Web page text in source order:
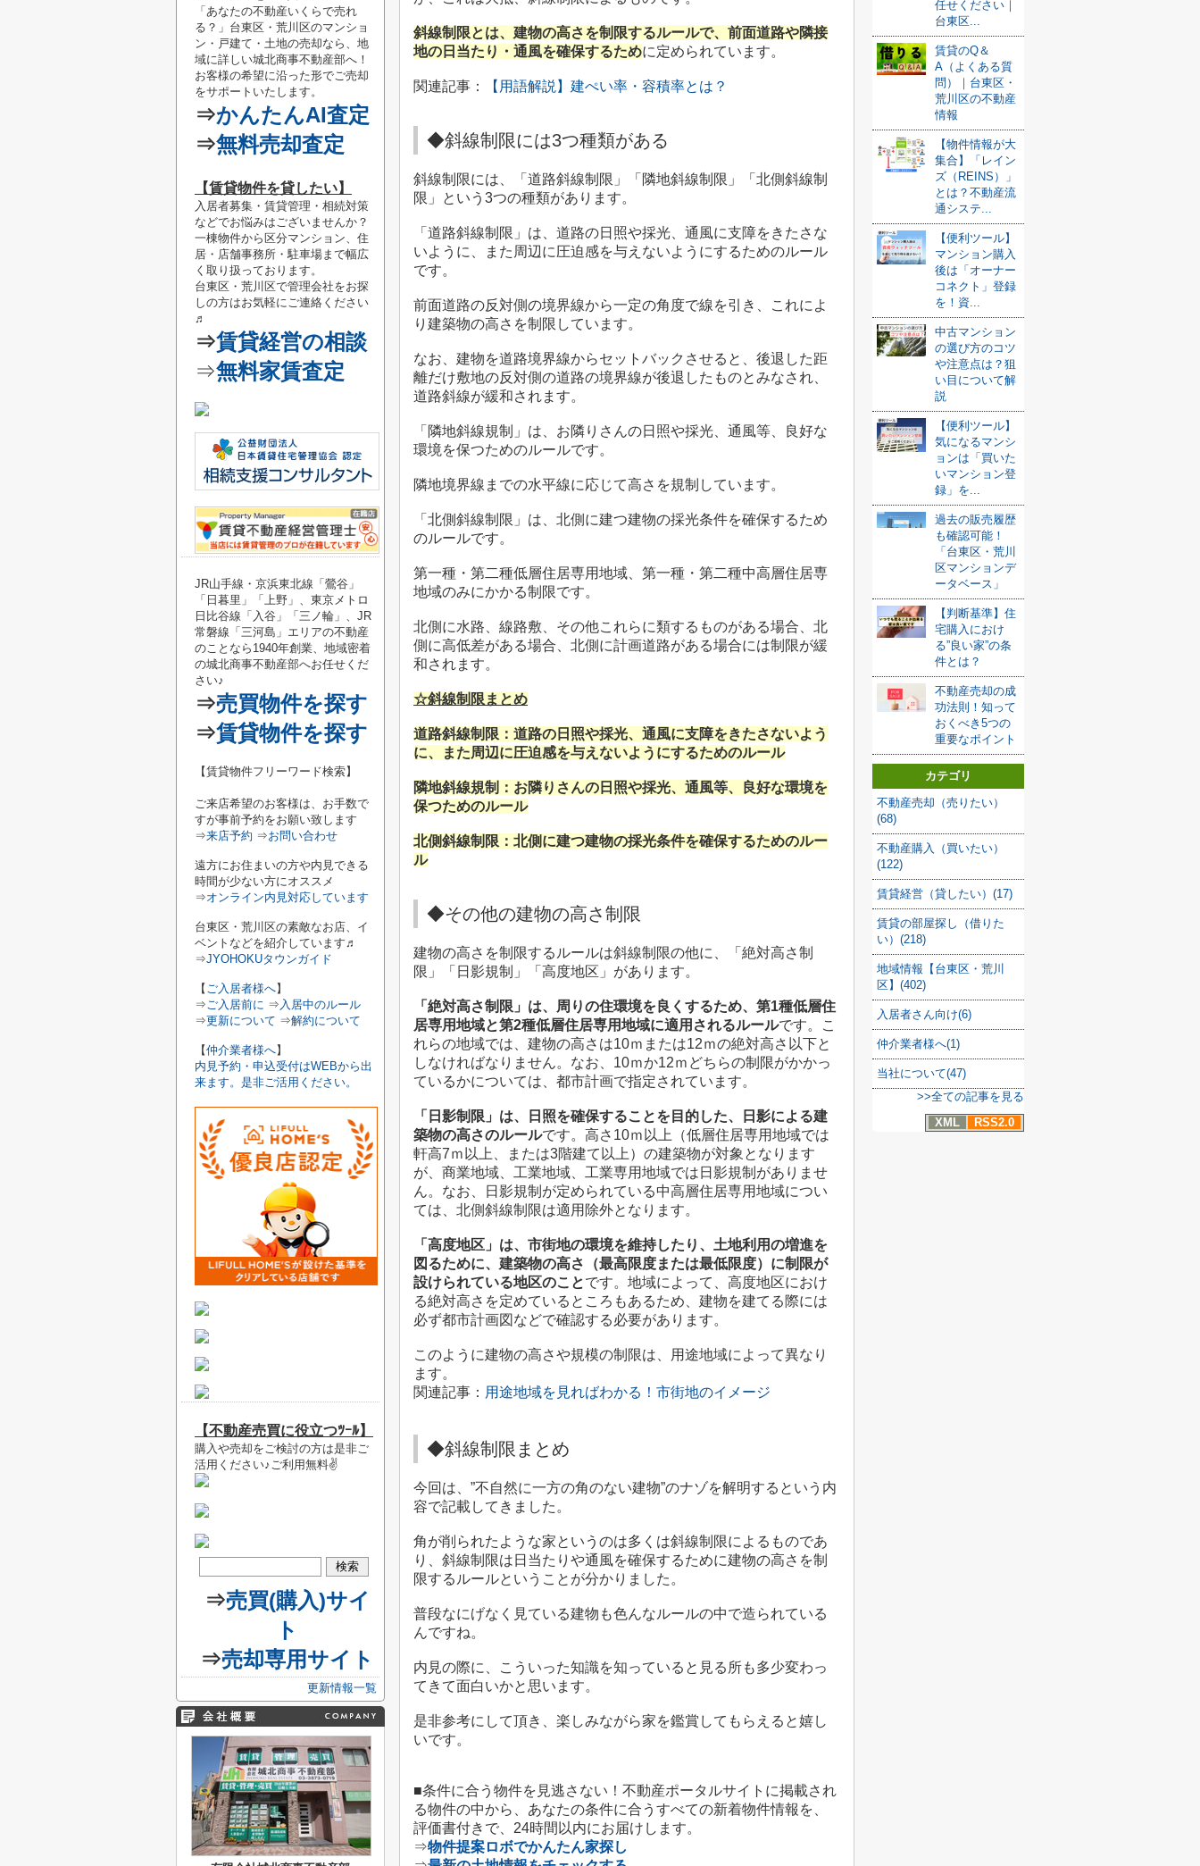
斜線制限とは、建物の高さを制限するルールで、 前面道路や隣接
地の日当たり・通風を確保するために定められています。
関連記事： 【用語解説】建ぺい率・容積率とは？
◆斜線制限には3つ種類がある
斜線制限には、「道路斜線制限」「隣地斜線制限」「北側斜線制
限」という3つの種類があります。
「道路斜線制限」は、道路の日照や採光、通風に支障をきたさな
いように、また周辺に圧迫感を与えないようにするためのルール
です。
前面道路の反対側の境界線から一定の角度で線を引き、これによ
り建築物の高さを制限しています。
なお、建物を道路境界線からセットバックさせると、後退した距
離だけ敷地の反対側の道路の境界線が後退したものとみなされ、
道路斜線が緩和されます。
「隣地斜線規制」は、お隣りさんの日照や採光、通風等、良好な
環境を保つためのルールです。
隣地境界線までの水平線に応じて高さを規制しています。
「北側斜線制限」は、北側に建つ建物の採光条件を確保するため
のルールです。
第一種・第二種低層住居専用地域、第一種・第二種中高層住居専
地域のみにかかる制限です。
北側に水路、線路敷、その他これらに類するものがある場合、北
側に高低差がある場合、北側に計画道路がある場合には制限が緩
和されます。
☆斜線制限まとめ
道路斜線制限：道路の日照や採光、通風に支障をきたさないよう
に、また周辺に圧迫感を与えないようにするためのルール
隣地斜線規制：お隣りさんの日照や採光、通風等、良好な環境を
保つためのルール
北側斜線制限：北側に建つ建物の採光条件を確保するためのルー
ル
◆その他の建物の高さ制限
建物の高さを制限するルールは斜線制限の他に
、「絶対高さ制
限」「日影規制」「高度地区」があります。
「絶対高さ制限」は、周りの住環境を良くするため、第1種低層住
居専用地域と第2種低層住居専用地域に適用されるルールです。
こ
れらの地域では、建物の高さは10ｍまたは12ｍの絶対高さ以下と
しなければなりません。 なお、10ｍか12ｍどちらの制限がかかっ
ているかについては、都市計画で指定されています。
「日影制限」は、日照を確保することを目的した、日影による建
築物の高さのルールです。 高さ10ｍ以上（低層住居専用地域では
軒高7ｍ以上、または3階建て以上）の建築物が対象となります
が、商業地域、工業地域、工業専用地域では日影規制がありませ
ん。 なお、日影規制が定められている中高層住居専用地域につい
ては、北側斜線制限は適用除外となります。
「高度地区」は、市街地の環境を維持したり、土地利用の増進を
図るために、建築物の高さ（最高限度または最低限度）に制限が
設けられている地区のことです。地域によって、高度地区におけ
る絶対高さを定めているところもあるため、建物を建てる際には
必ず都市計画図などで確認する必要があります。
このように建物の高さや規模の制限は、用途地域によって異なり
ます。
関連記事： 用途地域を見ればわかる！市街地のイメージ
◆斜線制限まとめ
今回は、”不自然に一方の角のない建物”のナゾを解明するという内
容で記載してきました。
角が削られたような家というのは多くは斜線制限によるものであ
り、斜線制限は 日当たりや通風を確保するために建物の高さを制
限するルールということが分かりました。
普段なにげなく見ている建物も色んなルールの中で造られている
んですね。
内見の際に、こういった知識を知っていると見る所も多少変わっ
てきて面白いかと思います。
是非参考にして頂き、楽しみながら家を鑑賞してもらえると嬉し
いです。
■条件に合う物件を見逃さない！不動産ポータルサイトに掲載され
る物件の中から、あなたの条件に合うすべての新着物件情報を、
評価書付きで、24時間以内にお届けします。
⇒物件提案ロボでかんたん家探し
任せください｜
台東区...
賃貸のQ＆
A（よくある質
問）｜台東区・
荒川区の不動産
情報
【物件情報が大
集合】「レイン
ズ（REINS）」
とは？不動産流
通システ...
【便利ツール】
マンション購入
後は「オーナー
コネクト」登録
を！資...
中古マンション
の選び方のコツ
や注意点は？狙
い目について解
説
【便利ツール】
気になるマンシ
ョンは「買いた
いマンション登
録」を...
過去の販売履歴
も確認可能！
「台東区・荒川
区マンションデ
ータベース」
【判断基準】住
宅購入におけ
る”良い家”の条
件とは？
不動産売却の成
功法則！知って
おくべき5つの
重要なポイント
カテゴリ
不動産売却（売りたい）
(68)
不動産購入（買いたい）
(122)
賃貸経営（貸したい）(17)
賃貸の部屋探し（借りた
い）(218)
地域情報【台東区・荒川
区】(402)
入居者さん向け(6)
仲介業者様へ(1)
当社について(47)
>>全ての記事を見る
XML
RSS2.0
「あなたの不動産いくらで売れ
る？」 台東区・荒川区のマンショ
ン・戸建て・土地の売却なら、地
域に詳しい城北商事不動産部へ！
お客様の希望に沿った形でご売却
をサポートいたします。
⇒かんたんAI査定
⇒無料売却査定
【賃貸物件を貸したい】
入居者募集・賃貸管理・相続対策
などでお悩みはございませんか？
一棟物件から区分マンション、住
居・店舗事務所・駐車場まで幅広
く取り扱っております。
台東区・荒川区で管理会社をお探
しの方はお気軽にご連絡 ください
♬
⇒賃貸経営の相談
⇒無料家賃査定
JR山手線・京浜東北線「鶯谷 」
「 日暮里 」「 上野 」、東京メトロ
日比谷線「 入谷 」「 三ノ輪 」、JR
常磐線「 三河島 」エリアの不動産
のことなら1940年創業、地域密着
の城北商事不動産部へお任せくだ
さい♪
⇒売買物件を探す
⇒賃貸物件を探す
【賃貸物件フリーワード検索】
ご来店希望のお客様は、お手数で
すが事前予約をお願い致します
⇒来店予約 ⇒お問い合わせ
遠方にお住まいの方や内見できる
時間が少ない方にオススメ
⇒オンライン内見対応しています
台東区・荒川区の素敵なお店、イ
ベントなどを紹介しています♬
⇒JYOHOKUタウンガイド
【 ご入居者様へ】
⇒ ご入居前に ⇒ 入居中のルール
⇒更新について ⇒解約について
【仲介業者様へ】
内見予約・申込受付はWEBから出
来ます。是非ご活用ください。
【不動産売買に役立つﾂｰﾙ】
購入や売却をご検討の方は是非ご
活用ください♪ご利用無料✌
⇒売買(購入)サイ
ト
⇒売却専用サイト
更新情報一覧